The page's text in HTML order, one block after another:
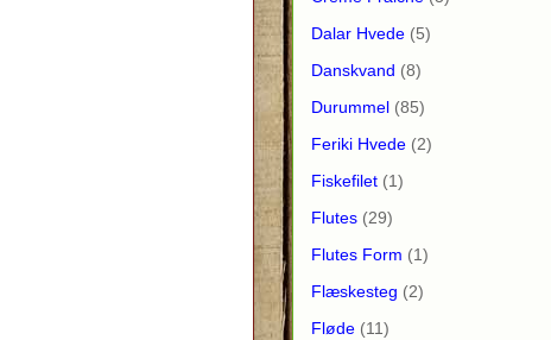
Dalar Hvede (5)
Danskvand (8)
Durummel (85)
Feriki Hvede (2)
Fiskefilet (1)
Flutes (29)
Flutes Form (1)
Flæskesteg (2)
Fløde (11)